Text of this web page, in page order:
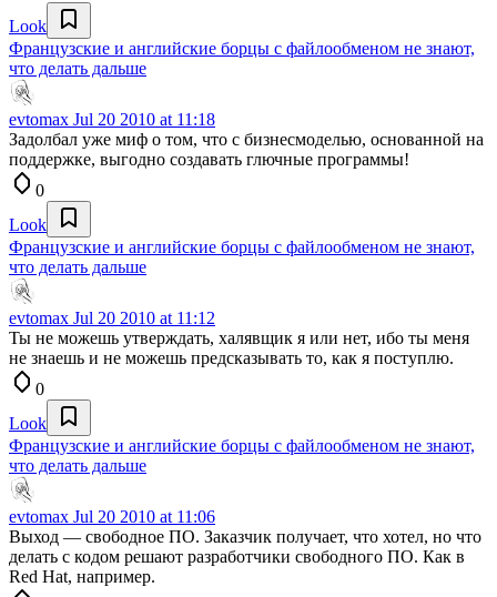
Look
Французские и английские борцы с файлообменом не знают,
что делать дальше
evtomax Jul 20 2010 at 11:18
Задолбал уже миф о том, что с бизнесмоделью, основанной на
поддержке, выгодно создавать глючные программы!
0
Look
Французские и английские борцы с файлообменом не знают,
что делать дальше
evtomax Jul 20 2010 at 11:12
Ты не можешь утверждать, халявщик я или нет, ибо ты меня
не знаешь и не можешь предсказывать то, как я поступлю.
0
Look
Французские и английские борцы с файлообменом не знают,
что делать дальше
evtomax Jul 20 2010 at 11:06
Выход — свободное ПО. Заказчик получает, что хотел, но что
делать с кодом решают разработчики свободного ПО. Как в
Red Hat, например.